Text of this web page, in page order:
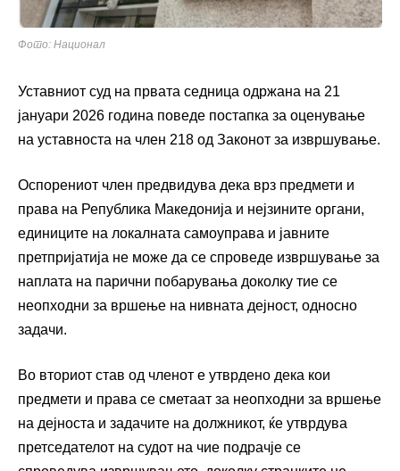
Фото: Национал
Уставниот суд на првата седница одржана на 21
јануари 2026 година поведе постапка за оценување
на уставноста на член 218 од Законот за извршување.
Оспорениот член предвидува дека врз предмети и
права на Република Македонија и нејзините органи,
единиците на локалната самоуправа и јавните
претпријатија не може да се спроведе извршување за
наплата на парични побарувања доколку тие се
неопходни за вршење на нивната дејност, односно
задачи.
Во вториот став од членот е утврдено дека кои
предмети и права се сметаат за неопходни за вршење
на дејноста и задачите на должникот, ќе утврдува
претседателот на судот на чие подрачје се